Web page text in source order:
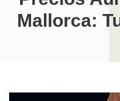
Mallorca: